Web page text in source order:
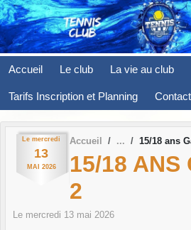
Accueil Le club La vie au club
Tarifs Inscription et Planning
Le mercredi
13
MAI 2026
Accueil 15/18 ans
15/18 ANS
2
Le mercredi 13 mai 2026
Panneau de gestion des cookies